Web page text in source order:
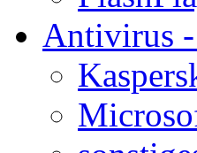
Antivirus